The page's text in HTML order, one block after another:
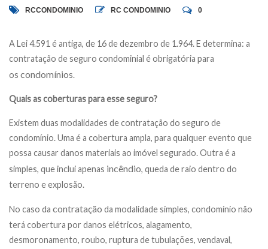
RCCONDOMINIO RC CONDOMINIO 0
A Lei 4.591 é antiga, de 16 de dezembro de 1.964. E determina: a
contratação de seguro condominial é obrigatória para
os condomínios.
Quais as coberturas para esse seguro?
Existem duas modalidades de contratação do seguro de
condomínio. Uma é a cobertura ampla, para qualquer evento que
possa causar danos materiais ao imóvel segurado. Outra é a
simples, que inclui apenas incêndio, queda de raio dentro do
terreno e explosão.
No caso da contratação da modalidade simples, condomínio não
terá cobertura por danos elétricos, alagamento,
desmoronamento, roubo, ruptura de tubulações, vendaval,